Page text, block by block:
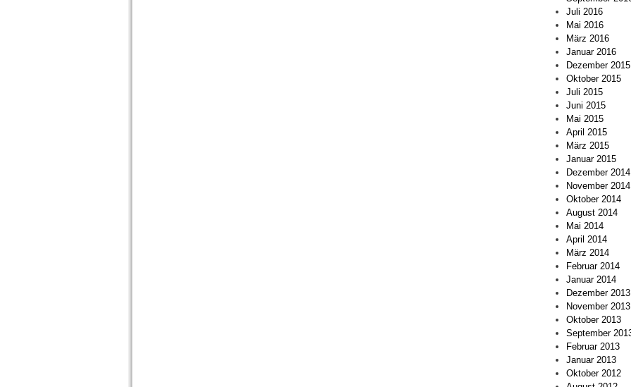
Juli 2016
Mai 2016
März 2016
Januar 2016
Dezember 2015
Oktober 2015
Juli 2015
Juni 2015
Mai 2015
April 2015
März 2015
Januar 2015
Dezember 2014
November 2014
Oktober 2014
August 2014
Mai 2014
April 2014
März 2014
Februar 2014
Januar 2014
Dezember 2013
November 2013
Oktober 2013
September
Februar 2013
Januar 2013
Oktober 2012